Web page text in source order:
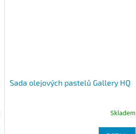
Sada olejových pastelů Gallery HQ
Skladem